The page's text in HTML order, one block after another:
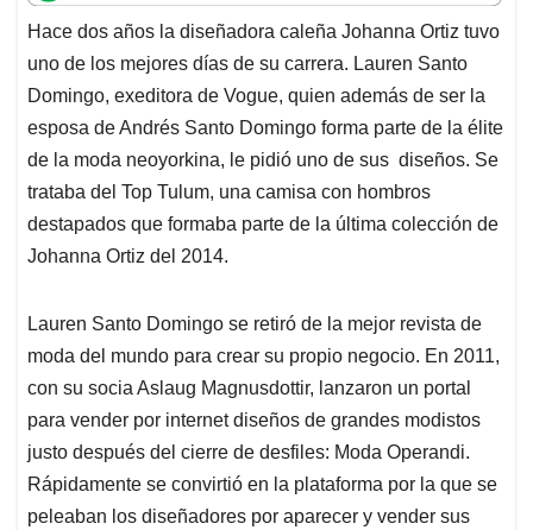
t
s
A
p
p
e
b
o
o
k
k
e
d
I
n
i
l
e
a
d
s
Hace dos años la diseñadora caleña Johanna Ortiz tuvo
uno de los mejores días de su carrera. Lauren Santo
Domingo, exeditora de Vogue, quien además de ser la
esposa de Andrés Santo Domingo forma parte de la élite
de la moda neoyorkina, le pidió uno de sus diseños. Se
trataba del Top Tulum, una camisa con hombros
destapados que formaba parte de la última colección de
Johanna Ortiz del 2014.
Lauren Santo Domingo se retiró de la mejor revista de
moda del mundo para crear su propio negocio. En 2011,
con su socia Aslaug Magnusdottir, lanzaron un portal
para vender por internet diseños de grandes modistos
justo después del cierre de desfiles: Moda Operandi.
Rápidamente se convirtió en la plataforma por la que se
peleaban los diseñadores por aparecer y vender sus